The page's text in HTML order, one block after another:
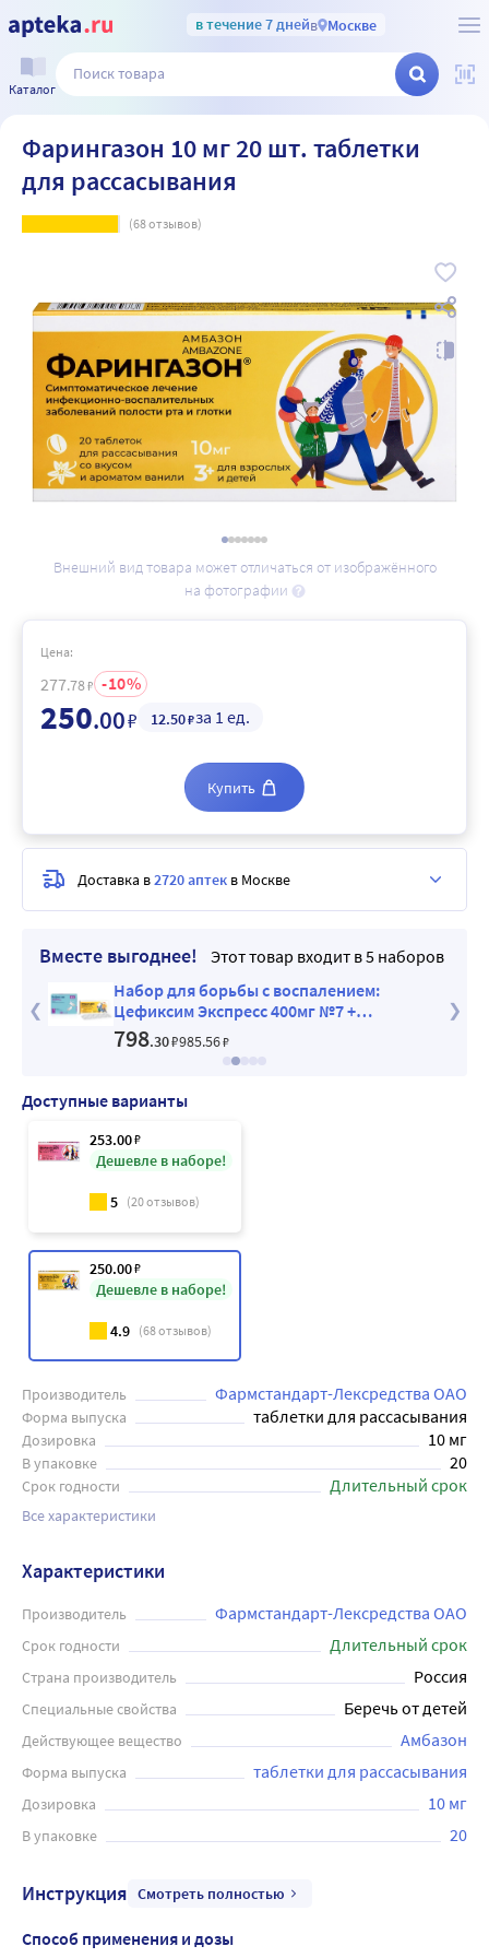
в течение 7 днейв Москве
Каталог
Фарингазон 10 мг 20 шт. таблетки
для рассасывания
(68отзывов)
Внешний вид товара может отличаться от изображённого
на фотографии
Вместе выгоднее!
Этот товар входит в 5 наборов
Набор для борьбы с воспалением:
Цефиксим Экспресс 400мг №7 +
Фарингазон (ваниль) со скидкой
798.30₽985.56₽
Доступные варианты
253.00₽
Дешевле в наборе!
5 (20отзывов)
250.00₽
Дешевле в наборе!
4.9 (68отзывов)
Производитель Фармстандарт-Лексредства ОАО
Форма выпуска таблетки для рассасывания
Дозировка 10 мг
В упаковке 20
Срок годности Длительный срок
Все характеристики
Цена:
277.78₽ 10
250.00₽ 12.50₽за 1 ед.
Купить
Доставка в2720 аптек в Москве
Характеристики
Производитель Фармстандарт-Лексредства ОАО
Срок годности Длительный срок
Страна производитель Россия
Специальные свойства Беречь от детей
Действующее вещество Амбазон
Форма выпуска таблетки для рассасывания
Дозировка 10 мг
В упаковке 20
Инструкция Смотреть полностью
Способ применения и дозы